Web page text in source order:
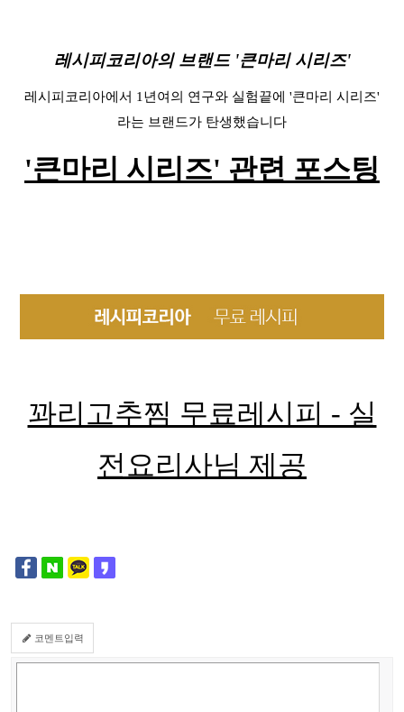
레시피코리아의 브랜드 '큰마리 시리즈'
레시피코리아에서 1년여의 연구와 실험끝에 '큰마리 시리즈'
라는 브랜드가 탄생했습니다
'큰마리 시리즈' 관련 포스팅
꽈리고추찜 무료레시피 - 실
전요리사님 제공
코멘트입력